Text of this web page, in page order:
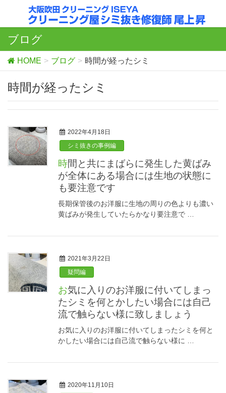
ブログ
HOME ブログ 時間が経ったシミ
時間が経ったシミ
2022年4月18日
シミ抜きの事例編
時間と共にまばらに発生した黄ばみ
が全体にある場合には生地の状態に
も要注意です
長期保管後のお洋服に生地の周りの色よりも濃い
黄ばみが発生していたらかなり要注意で …
2021年3月22日
疑問編
お気に入りのお洋服に付いてしまっ
たシミを何とかしたい場合には自己
流で触らない様に致しましょう
お気に入りのお洋服に付いてしまったシミを何と
かしたい場合には自己流で触らない様に …
2020年11月10日